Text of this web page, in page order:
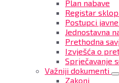
Plan nabave
Registar
Postupci
Jednostavna
Prethodna
Izvješća o
Sprječavanje
Važniji dokumenti
Zakoni